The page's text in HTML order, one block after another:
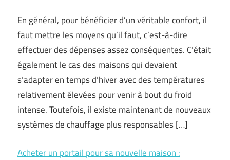
En général, pour bénéficier d’un véritable confort, il
faut mettre les moyens qu’il faut, c’est-à-dire
effectuer des dépenses assez conséquentes. C’était
également le cas des maisons qui devaient
s’adapter en temps d’hiver avec des températures
relativement élevées pour venir à bout du froid
intense. Toutefois, il existe maintenant de nouveaux
systèmes de chauffage plus responsables […]
Acheter un portail pour sa nouvelle maison :